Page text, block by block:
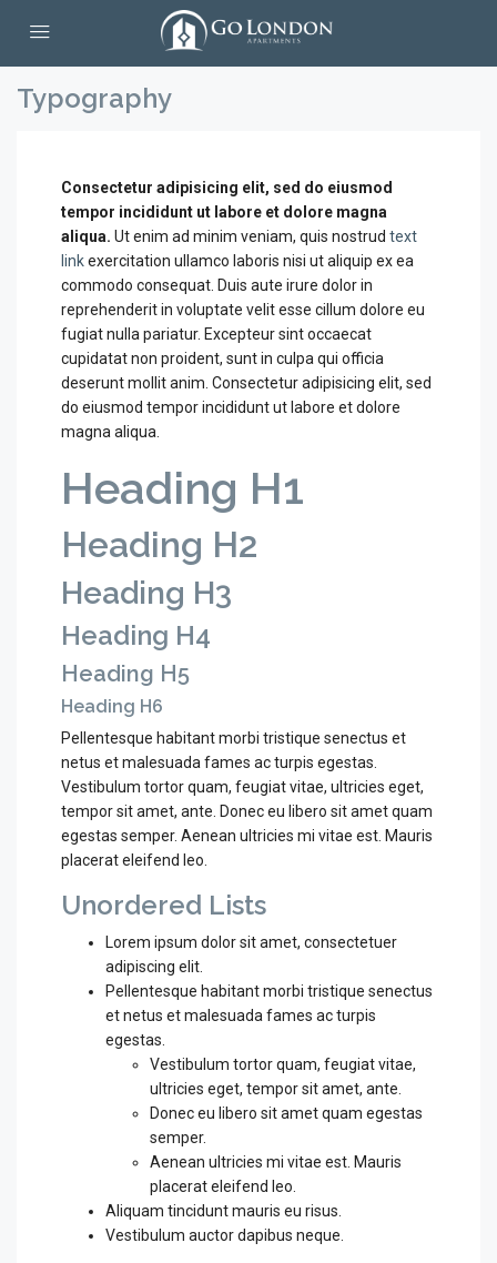
Typography
Consectetur adipisicing elit, sed do eiusmod
tempor incididunt ut labore et dolore magna
aliqua. Ut enim ad minim veniam, quis nostrud text
linkexercitation ullamco laboris nisi ut aliquip ex ea
commodo consequat. Duis aute irure dolor in
reprehenderit in voluptate velit esse cillum dolore eu
fugiat nulla pariatur. Excepteur sint occaecat
cupidatat non proident, sunt in culpa qui officia
deserunt mollit anim. Consectetur adipisicing elit, sed
do eiusmod tempor incididunt ut labore et dolore
magna aliqua.
Heading H1
Heading H2
Heading H3
Heading H4
Heading H5
Heading H6
Pellentesque habitant morbi tristique senectus et
netus et malesuada fames ac turpis egestas.
Vestibulum tortor quam, feugiat vitae, ultricies eget,
tempor sit amet, ante. Donec eu libero sit amet quam
egestas semper. Aenean ultricies mi vitae est. Mauris
placerat eleifend leo.
Unordered Lists
Lorem ipsum dolor sit amet, consectetuer
adipiscing elit.
Pellentesque habitant morbi tristique senectus
et netus et malesuada fames ac turpis
egestas.
Vestibulum tortor quam, feugiat vitae,
ultricies eget, tempor sit amet, ante.
Donec eu libero sit amet quam egestas
semper.
Aenean ultricies mi vitae est. Mauris
placerat eleifend leo.
Aliquam tincidunt mauris eu risus.
Vestibulum auctor dapibus neque.